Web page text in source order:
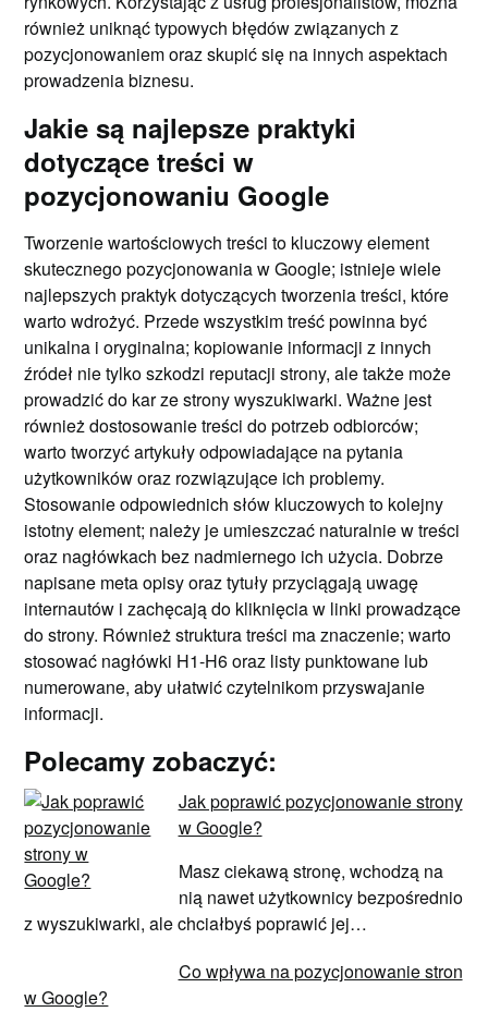
również uniknąć typowych błędów związanych z
pozycjonowaniem oraz skupić się na innych aspektach
prowadzenia biznesu.
Jakie są najlepsze praktyki
dotyczące treści w
pozycjonowaniu Google
Tworzenie wartościowych treści to kluczowy element
skutecznego pozycjonowania w Google; istnieje wiele
najlepszych praktyk dotyczących tworzenia treści, które
warto wdrożyć. Przede wszystkim treść powinna być
unikalna i oryginalna; kopiowanie informacji z innych
źródeł nie tylko szkodzi reputacji strony, ale także może
prowadzić do kar ze strony wyszukiwarki. Ważne jest
również dostosowanie treści do potrzeb odbiorców;
warto tworzyć artykuły odpowiadające na pytania
użytkowników oraz rozwiązujące ich problemy.
Stosowanie odpowiednich słów kluczowych to kolejny
istotny element; należy je umieszczać naturalnie w treści
oraz nagłówkach bez nadmiernego ich użycia. Dobrze
napisane meta opisy oraz tytuły przyciągają uwagę
internautów i zachęcają do kliknięcia w linki prowadzące
do strony. Również struktura treści ma znaczenie; warto
stosować nagłówki H1-H6 oraz listy punktowane lub
numerowane, aby ułatwić czytelnikom przyswajanie
informacji.
Polecamy zobaczyć:
Jak poprawić pozycjonowanie strony
w Google?
Masz ciekawą stronę, wchodzą na
nią nawet użytkownicy bezpośrednio
z wyszukiwarki, ale chciałbyś poprawić jej…
Co wpływa na pozycjonowanie stron
w Google?